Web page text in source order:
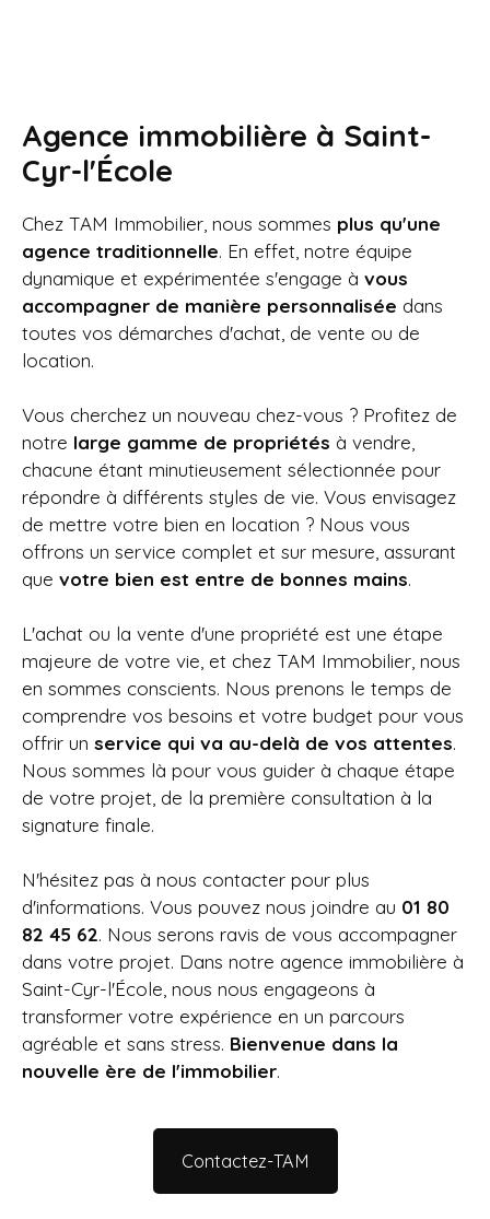
Agence immobilière à Saint-
Cyr-l'École
Chez TAM Immobilier, nous sommes plus qu'une
agence traditionnelle. En effet, notre équipe
dynamique et expérimentée s'engage à vous
accompagner de manière personnalisée dans
toutes vos démarches d'achat, de vente ou de
location.
Vous cherchez un nouveau chez-vous ? Profitez de
notre large gamme de propriétés à vendre,
chacune étant minutieusement sélectionnée pour
répondre à différents styles de vie. Vous envisagez
de mettre votre bien en location ? Nous vous
offrons un service complet et sur mesure, assurant
que votre bien est entre de bonnes mains.
L'achat ou la vente d'une propriété est une étape
majeure de votre vie, et chez TAM Immobilier, nous
en sommes conscients. Nous prenons le temps de
comprendre vos besoins et votre budget pour vous
offrir un service qui va au-delà de vos attentes.
Nous sommes là pour vous guider à chaque étape
de votre projet, de la première consultation à la
signature finale.
N'hésitez pas à nous contacter pour plus
d'informations. Vous pouvez nous joindre au 01 80
82 45 62. Nous serons ravis de vous accompagner
dans votre projet. Dans notre agence immobilière à
Saint-Cyr-l'École , nous nous engageons à
transformer votre expérience en un parcours
agréable et sans stress. Bienvenue dans la
nouvelle ère de l'immobilier.
Contactez-TAM